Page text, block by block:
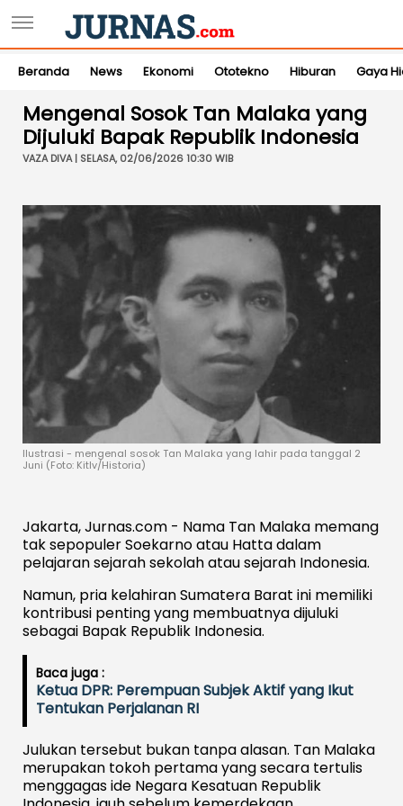
Beranda News Ekonomi Ototekno Hiburan Gaya
Mengenal Sosok Tan Malaka yang
Dijuluki Bapak Republik Indonesia
VAZA DIVA | SELASA, 02/06/2026 10:30 WIB
Ilustrasi - mengenal sosok Tan Malaka yang lahir pada tanggal 2
Juni (Foto: Kitlv/Historia)
Jakarta, Jurnas.com - Nama Tan Malaka memang
tak sepopuler Soekarno atau Hatta dalam
pelajaran sejarah sekolah atau sejarah Indonesia.
Namun, pria kelahiran Sumatera Barat ini memiliki
kontribusi penting yang membuatnya dijuluki
sebagai Bapak Republik Indonesia.
Baca juga :
Ketua DPR: Perempuan Subjek Aktif yang Ikut
Tentukan Perjalanan RI
Julukan tersebut bukan tanpa alasan. Tan Malaka
merupakan tokoh pertama yang secara tertulis
menggagas ide Negara Kesatuan Republik